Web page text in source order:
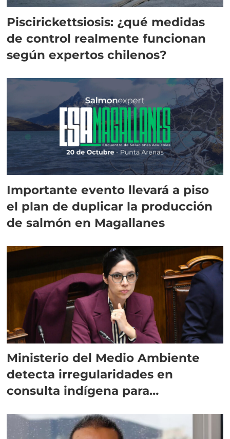
Piscirickettsiosis: ¿qué medidas
de control realmente funcionan
según expertos chilenos?
Importante evento llevará a piso
el plan de duplicar la producción
de salmón en Magallanes
Ministerio del Medio Ambiente
detecta irregularidades en
consulta indígena para